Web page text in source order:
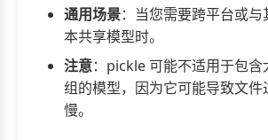
通用场景：当您需要跨平台或
本共享模型时。
注意：pickle 可能不适用于包
组的模型，因为它可能导致文件
慢。